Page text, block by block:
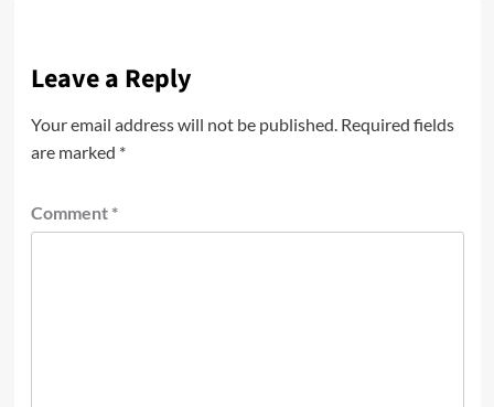
Leave a Reply
Your email address will not be published. Required fields
are marked *
Comment *